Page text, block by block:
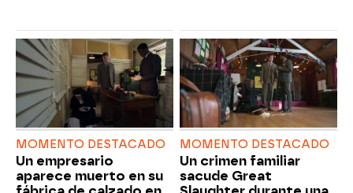
MOMENTO DESTACADO
Un empresario
aparece muerto en su
MOMENTO DESTACADO
Un crimen familiar
sacude Great